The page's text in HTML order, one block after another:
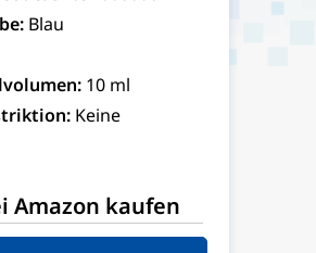
Blau
10 ml
Keine
Amazon kaufen